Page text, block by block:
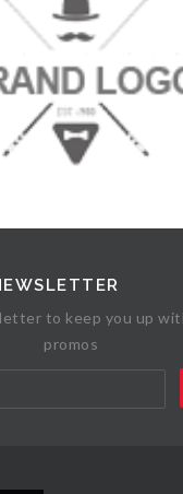
to keep you up
promos